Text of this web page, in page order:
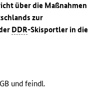
über die Maßnahmen
zur
DDR-Skisportler in die
und feindl.